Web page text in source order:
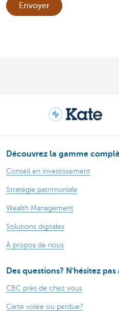
Envoyer
Découvrez la gamme
Conseil en investissement
Stratégie patrimoniale
Wealth Management
Solutions digitales
À propos de nous
Des questions? N'hésitez
CBC près de chez vous
Carte volée ou perdue?